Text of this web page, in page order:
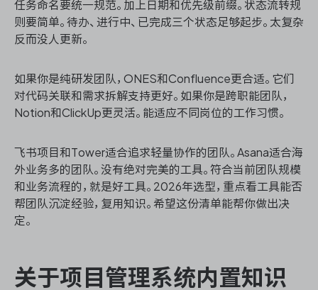
任务命名要统一规范。加上日期和优先级前缀。状态流转规
则要简单。待办、进行中、已完成三个状态足够起步。太复杂
反而没人更新。
如果你是纯研发团队，ONES和Confluence更合适。它们
对代码关联和需求拆解支持更好。如果你是跨职能团队，
Notion和ClickUp更灵活。能适应不同岗位的工作习惯。
飞书项目和Tower适合追求轻量协作的团队。Asana适合海
外业务多的团队。没有绝对完美的工具。符合当前团队规模
和业务流程的，就是好工具。2026年选型，重点看工具能否
帮团队沉淀经验，复用知识。希望这份清单能帮你做出决
定。
关于项目管理系统内置知识